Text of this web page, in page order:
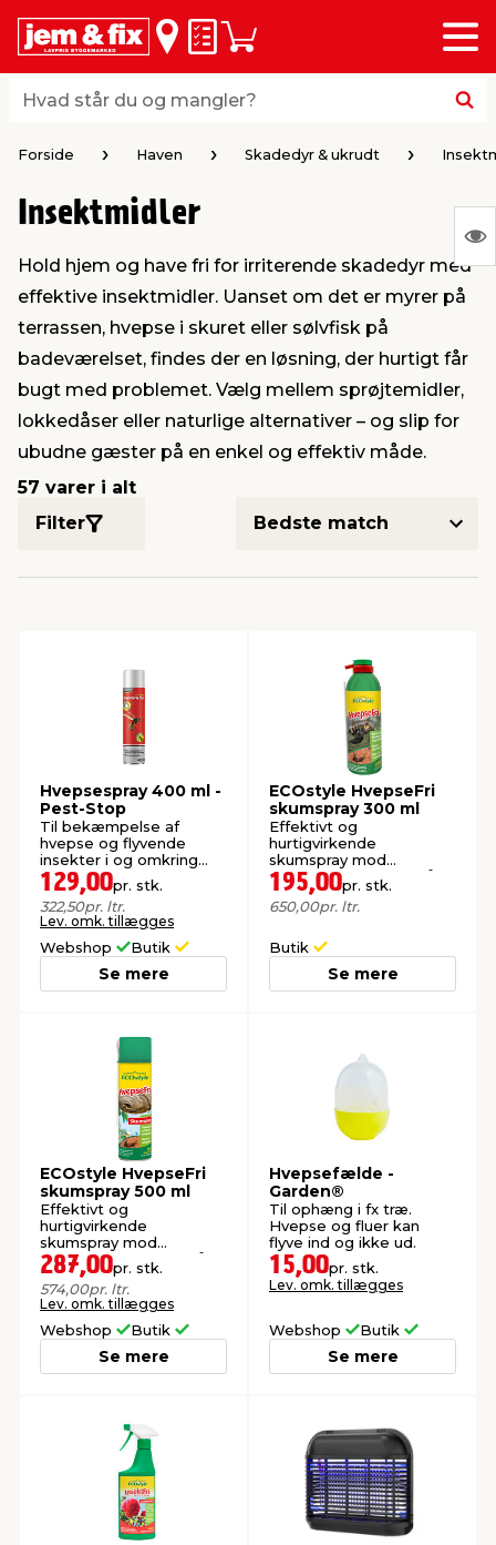
Hvad står du og mangler?
Hvad står du og mangler?
Huskeseddel
Indkøbskurv
Menu
loft & vægge
vinduer
brædder
& ukrudt
& varme
& ophæng
& opbevaring
& persienner
& standere
& armatur
& ventilation
kloak
Home
& kemikalier
& fugemasse
af værktøj
maskiner
& spande
underholdning
Forside Haven Skadedyr & ukrudt
Insektmidler
Hold hjem og have fri for irriterende skadedyr med
effektive insektmidler. Uanset om det er myrer på
terrassen, hvepse i skuret eller sølvfisk på
badeværelset, findes der en løsning, der hurtigt får
bugt med problemet. Vælg mellem sprøjtemidler,
lokkedåser eller naturlige alternativer – og slip for
ubudne gæster på en enkel og effektiv måde.
57 varer i alt
Filter
Hvepsespray 400 ml -
Pest-Stop
Til bekæmpelse af
hvepse og flyvende
insekter i og omkring
boligen.
129,00pr. stk.
322,50pr. ltr.
Lev. omk. tillægges
Webshop Butik
Se mere
ECOstyle HvepseFri
skumspray 300 ml
Effektivt og
hurtigvirkende
skumspray mod
hvepsebo. Baseret på
naturlige aktivstoffer.
195,00pr. stk.
650,00pr. ltr.
Butik
Se mere
ECOstyle HvepseFri
skumspray 500 ml
Effektivt og
hurtigvirkende
skumspray mod
hvepsebo. Baseret på
naturlige aktivstoffer.
287,00pr. stk.
574,00pr. ltr.
Lev. omk. tillægges
Webshop Butik
Se mere
Hvepsefælde -
Garden®
Til ophæng i fx træ.
Hvepse og fluer kan
flyve ind og ikke ud.
15,00pr. stk.
Lev. omk. tillægges
Webshop Butik
Se mere